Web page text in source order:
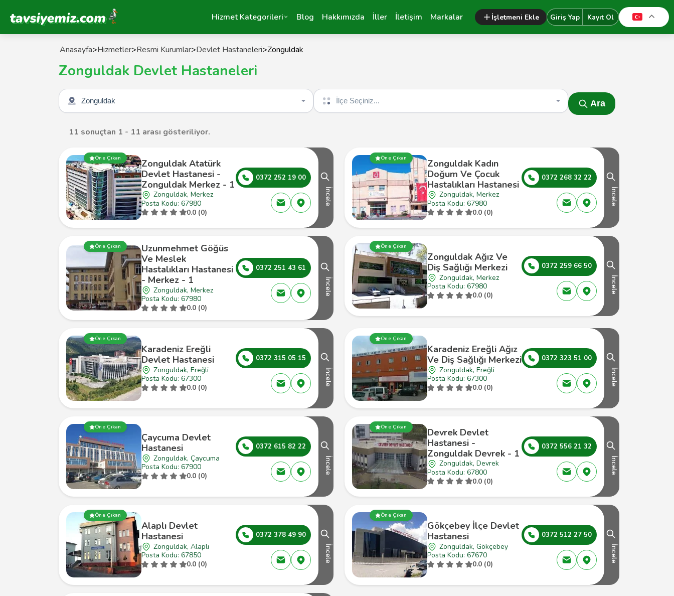
Tavsiyemiz Anasayfa Hizmet Kategorileri Blog Hakkımızda İller İletişim Markalar İşletmeni Ekle Giriş Yap Kayıt Ol
Anasayfa>Hizmetler>Resmi Kurumlar>Devlet Hastaneleri>Zonguldak
Zonguldak Devlet Hastaneleri
Şehir seçin İlçe seçin
Ara
11 sonuçtan 1 - 11 arası gösteriliyor.
Öne Çıkan
Zonguldak Atatürk
Devlet Hastanesi -
Zonguldak Merkez - 1
Zonguldak, Merkez
Posta Kodu: 67980
0.0 (0)
0372 252 19 00
İncele
Öne Çıkan
Zonguldak Kadın
Doğum Ve Çocuk
Hastalıkları Hastanesi
Zonguldak, Merkez
Posta Kodu: 67980
0.0 (0)
0372 268 32 22
İncele
Öne Çıkan
Uzunmehmet Göğüs
Ve Meslek
Hastalıkları Hastanesi
- Merkez - 1
Zonguldak, Merkez
Posta Kodu: 67980
0.0 (0)
0372 251 43 61
İncele
Öne Çıkan
Zonguldak Ağız Ve
Diş Sağlığı Merkezi
Zonguldak, Merkez
Posta Kodu: 67980
0.0 (0)
0372 259 66 50
İncele
Öne Çıkan
Karadeniz Ereğli
Devlet Hastanesi
Zonguldak, Ereğli
Posta Kodu: 67300
0.0 (0)
0372 315 05 15
İncele
Öne Çıkan
Karadeniz Ereğli Ağız
Ve Diş Sağlığı Merkezi
Zonguldak, Ereğli
Posta Kodu: 67300
0.0 (0)
0372 323 51 00
İncele
Öne Çıkan
Çaycuma Devlet
Hastanesi
Zonguldak, Çaycuma
Posta Kodu: 67900
0.0 (0)
0372 615 82 22
İncele
Öne Çıkan
Devrek Devlet
Hastanesi -
Zonguldak Devrek - 1
Zonguldak, Devrek
Posta Kodu: 67800
0.0 (0)
0372 556 21 32
İncele
Öne Çıkan
Alaplı Devlet
Hastanesi
Zonguldak, Alaplı
Posta Kodu: 67850
0.0 (0)
0372 378 49 90
İncele
Öne Çıkan
Gökçebey İlçe Devlet
Hastanesi
Zonguldak, Gökçebey
Posta Kodu: 67670
0.0 (0)
0372 512 27 50
İncele